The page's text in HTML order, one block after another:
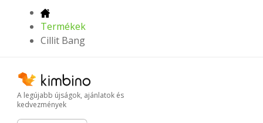
Termékek
Cillit Bang
A legújabb újságok, ajánlatok és
kedvezmények